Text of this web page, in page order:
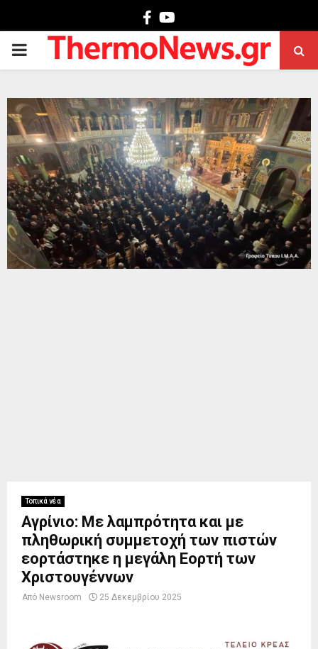
Facebook
PRIMARY
Τοπικά νέα
Αγρίνιο: Με λαμπρότητα και με
πληθωρική συμμετοχή των πιστών
εορτάστηκε η μεγάλη Εορτή των
Χριστουγέννων
Από Newsroom 25 Δεκεμβρίου 2025